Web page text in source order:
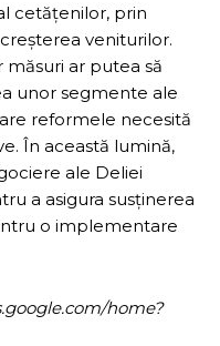
cetățenilor, prin
veniturilor.
ar putea să
unor segmente ale
reformele necesită
În această lumină,
ale Deliei
a asigura susținerea
o implementare
home?